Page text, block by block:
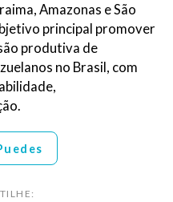
Amazonas e São
principal promover
produtiva de
no Brasil, com